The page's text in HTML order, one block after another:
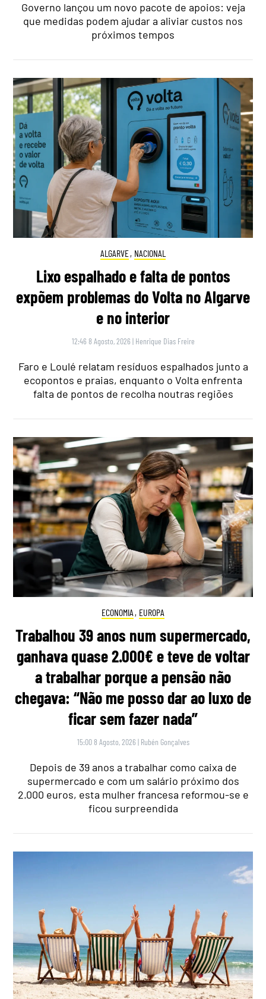
Governo lançou um novo pacote de apoios: veja
que medidas podem ajudar a aliviar custos nos
próximos tempos
ALGARVE, NACIONAL
Lixo espalhado e falta de pontos
expõem problemas do Volta no Algarve
e no interior
12:46 8 Agosto, 2026 | Henrique Dias Freire
Faro e Loulé relatam resíduos espalhados junto a
ecopontos e praias, enquanto o Volta enfrenta
falta de pontos de recolha noutras regiões
ECONOMIA , EUROPA
Trabalhou 39 anos num supermercado,
ganhava quase 2.000€ e teve de voltar
a trabalhar porque a pensão não
chegava: “Não me posso dar ao luxo de
ficar sem fazer nada”
15:00 8 Agosto, 2026 | Rubén Gonçalves
Depois de 39 anos a trabalhar como caixa de
supermercado e com um salário próximo dos
2.000 euros, esta mulher francesa reformou-se e
ficou surpreendida